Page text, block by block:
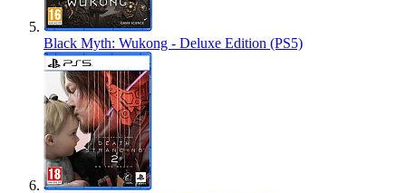
Black Myth: Wukong - Deluxe Edition (PS5)